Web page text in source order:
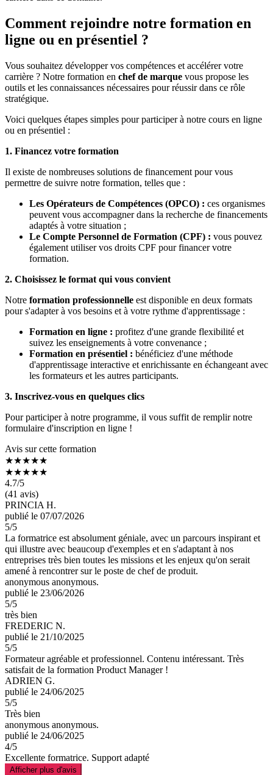
Comment rejoindre notre formation en
ligne ou en présentiel ?
Vous souhaitez développer vos compétences et accélérer votre
carrière ? Notre formation en chef de marque vous propose les
outils et les connaissances nécessaires pour réussir dans ce rôle
stratégique.
Voici quelques étapes simples pour participer à notre cours en ligne
ou en présentiel :
1. Financez votre formation
Il existe de nombreuses solutions de financement pour vous
permettre de suivre notre formation, telles que :
Les Opérateurs de Compétences (OPCO) : ces organismes
peuvent vous accompagner dans la recherche de financements
adaptés à votre situation ;
Le Compte Personnel de Formation (CPF) : vous pouvez
également utiliser vos droits CPF pour financer votre
formation.
2. Choisissez le format qui vous convient
Notre formation professionnelle est disponible en deux formats
pour s'adapter à vos besoins et à votre rythme d'apprentissage :
Formation en ligne : profitez d'une grande flexibilité et
suivez les enseignements à votre convenance ;
Formation en présentiel : bénéficiez d'une méthode
d'apprentissage interactive et enrichissante en échangeant avec
les formateurs et les autres participants.
3. Inscrivez-vous en quelques clics
Pour participer à notre programme, il vous suffit de remplir notre
formulaire d'inscription en ligne !
Avis sur cette formation
★★★★★
★★★★★
4.7/5
(41 avis)
PRINCIA H.
publié le 07/07/2026
5/5
La formatrice est absolument géniale, avec un parcours inspirant et
qui illustre avec beaucoup d'exemples et en s'adaptant à nos
entreprises très bien toutes les missions et les enjeux qu'on serait
amené à rencontrer sur le poste de chef de produit.
anonymous anonymous.
publié le 23/06/2026
5/5
très bien
FREDERIC N.
publié le 21/10/2025
5/5
Formateur agréable et professionnel. Contenu intéressant. Très
satisfait de la formation Product Manager !
ADRIEN G.
publié le 24/06/2025
5/5
Très bien
anonymous anonymous.
publié le 24/06/2025
4/5
Excellente formatrice. Support adapté
Afficher plus d'avis